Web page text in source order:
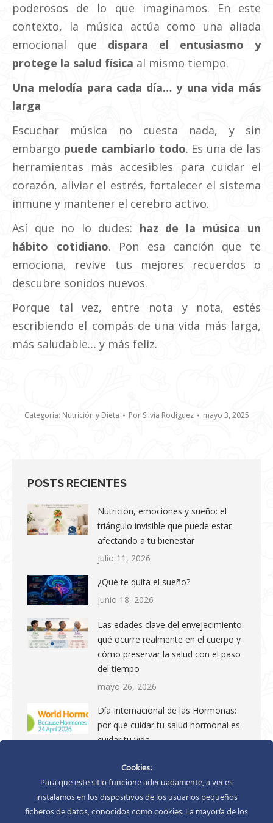
poderosos de lo que imaginamos. En este
contexto, la música actúa como una aliada
emocional que dispara el entusiasmo y
protege la salud física al mismo tiempo.
Una melodía para cada día… y una vida más
larga
Escuchar música no cuesta nada, y sin
embargo puede cambiarlo todo. Es una de las
herramientas más accesibles para cuidar el
corazón, aliviar el estrés, fortalecer el sistema
inmune y mantener el cerebro activo.
Así que no lo dudes: haz de la música un
hábito cotidiano. Pon esa canción que te
emociona, revive tus mejores recuerdos o
descubre sonidos nuevos.
Porque tal vez, entre nota y nota, estés
escribiendo el compás de una vida más larga,
más saludable… y más feliz.
Categoría: Nutrición y Dieta Por Silvia Rodíguez mayo 3, 2025
POSTS RECIENTES
Nutrición, emociones y sueño: el
triángulo invisible que puede estar
afectando a tu bienestar
julio 11, 2026
¿Qué te quita el sueño?
junio 18, 2026
Las edades clave del envejecimiento:
qué ocurre realmente en el cuerpo y
cómo preservar la salud con el paso
del tiempo
mayo 26, 2026
Día Internacional de las Hormonas:
por qué cuidar tu salud hormonal es
cuidar tu vida
Disruptores endocrinos: qué son,
cómo nos afectan y cómo
protegernos
Cookies:
Para que este sitio funcione adecuadamente, a veces
instalamos en los dispositivos de los usuarios pequeños
ficheros de datos, conocidos como cookies. La mayoría de los